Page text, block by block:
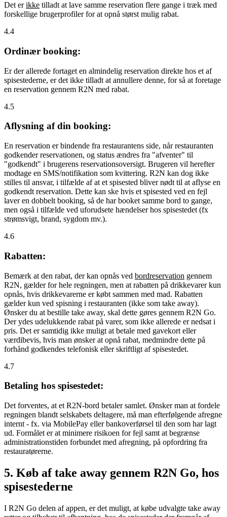
Det erikke tilladt at lave samme reservation flere gange i træk med
forskellige brugerprofiler for at opnå størst mulig rabat.
4.4
Ordinær booking:
Er der allerede fortaget en almindelig reservation direkte hos et af
spisestederne, er det ikke tilladt at annullere denne, for så at foretage
en reservation gennem R2N med rabat.
4.5
Aflysning af din booking:
En reservation er bindende fra restaurantens side, når restauranten
godkender reservationen, og status ændres fra "afventer" til
"godkendt" i brugerens reservationsoversigt. Brugeren vil herefter
modtage en SMS/notifikation som kvittering. R2N kan dog ikke
stilles til ansvar, i tilfælde af at et spisested bliver nødt til at aflyse en
godkendt reservation. Dette kan ske hvis et spisested ved en fejl
laver en dobbelt booking, så de har booket samme bord to gange,
men også i tilfælde ved uforudsete hændelser hos spisestedet (fx
strømsvigt, brand, sygdom mv.).
4.6
Rabatten:
Bemærk at den rabat, der kan opnås ved bordreservation gennem
R2N, gælder for hele regningen, men at rabatten på drikkevarer kun
opnås, hvis drikkevarerne er købt sammen med mad. Rabatten
gælder kun ved spisning i restauranten (ikke som take away).
Ønsker du at bestille take away, skal dette gøres gennem R2N Go.
Der ydes udelukkende rabat på varer, som ikke allerede er nedsat i
pris. Det er samtidig ikke muligt at betale med gavekort eller
værdibevis, hvis man ønsker at opnå rabat, medmindre dette på
forhånd godkendes telefonisk eller skriftligt af spisestedet.
4.7
Betaling hos spisestedet:
Det forventes, at et R2N-bord betaler samlet. Ønsker man at fordele
regningen blandt selskabets deltagere, må man efterfølgende afregne
internt - fx. via MobilePay eller bankoverførsel til den som har lagt
ud. Formålet er at minimere risikoen for fejl samt at begrænse
administrationstiden forbundet med afregning, på opfordring fra
restauratørerne.
5. Køb af take away gennem R2N Go, hos
spisestederne
I R2N Go delen af appen, er det muligt, at købe udvalgte take away